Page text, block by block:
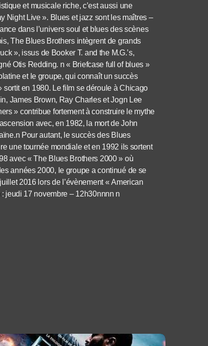
et musicale riche, c’est aussi une
Night Live ». Blues et jazz sont les maîtres –
dans l’univers soul et blues des scènes
The Blues Brothers intègrent de grands
», issus de Booker T. and the M.G.’s,
Otis Redding. n « Briefcase full of blues »
et le groupe, qui connaît un succès
en 1980. Le film se déroule à Chicago
James Brown, Ray Charles et Jogn Lee
» contribue fortement à construire le mythe
avec, en 1982, la mort de John
Pour autant, le succès des Blues
une tournée mondiale et en 1992 ils sortent
avec « The Blues Brothers 2000 » où
années 2000, le groupe a continué de se
2016 lors de l’évènement « American
jeudi 17 novembre – 12h30nnnn n